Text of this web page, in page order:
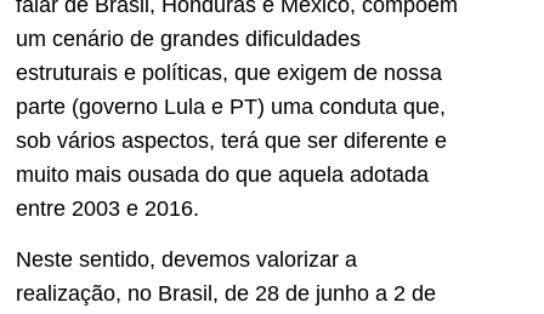
um cenário de grandes dificuldades
estruturais e políticas, que exigem de nossa
parte (governo Lula e PT) uma conduta que,
sob vários aspectos, terá que ser diferente e
muito mais ousada do que aquela adotada
entre 2003 e 2016.
Neste sentido, devemos valorizar a
realização, no Brasil, de 28 de junho a 2 de